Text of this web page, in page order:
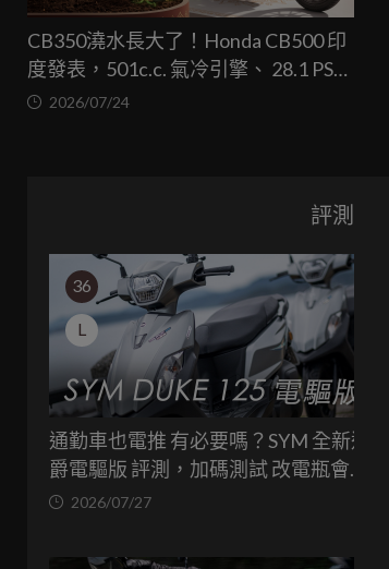
CB350澆水長大了！Honda CB500 印
度發表，501c.c. 氣冷引擎、 28.1 PS，
能重現當年14.8萬之亂？
2026/07/24
評測
36
L
通勤車也電推 有必要嗎？SYM 全新迪
爵電驅版 評測，加碼測試 改電瓶會更
省油嗎？
2026/07/27